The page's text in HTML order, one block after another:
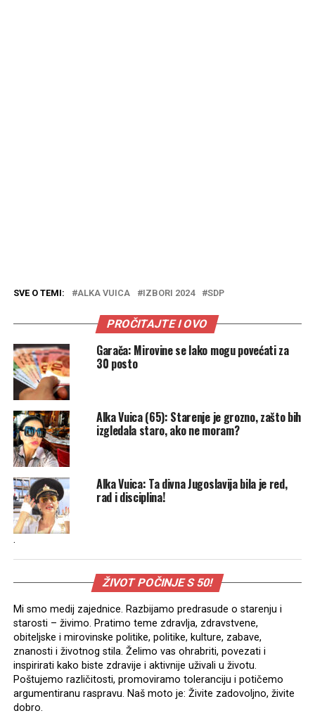
SVE O TEMI: ALKA VUICA IZBORI 2024 SDP
PROČITAJTE I OVO
Garača: Mirovine se lako mogu povećati za
30 posto
Alka Vuica (65): Starenje je grozno, zašto bih
izgledala staro, ako ne moram?
Alka Vuica: Ta divna Jugoslavija bila je red,
rad i disciplina!
.
ŽIVOT POČINJE S 50!
Mi smo medij zajednice. Razbijamo predrasude o starenju i
starosti – živimo. Pratimo teme zdravlja, zdravstvene,
obiteljske i mirovinske politike, politike, kulture, zabave,
znanosti i životnog stila. Želimo vas ohrabriti, povezati i
inspirirati kako biste zdravije i aktivnije uživali u životu.
Poštujemo različitosti, promoviramo toleranciju i potičemo
argumentiranu raspravu. Naš moto je: Živite zadovoljno, živite
dobro.